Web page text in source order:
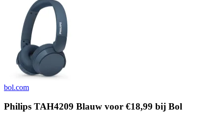
bol.com
Philips TAH4209 Blauw voor €18,99 bij Bol